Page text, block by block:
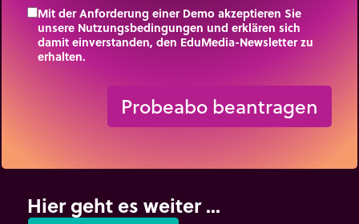
Mit der Anforderung einer Demo akzeptieren Sie
unsere Nutzungsbedingungen und erklären sich
damit einverstanden, den EduMedia-Newsletter zu
erhalten.
Probeabo beantragen
Hier geht es weiter ...